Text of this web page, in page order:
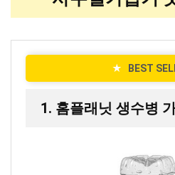
★ BEST
1. 홈플래닛 생수병